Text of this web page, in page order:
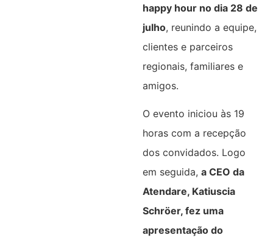
happy hour no dia 28 de
julho, reunindo a equipe,
clientes e parceiros
regionais, familiares e
amigos.
O evento iniciou às 19
horas com a recepção
dos convidados. Logo
em seguida, a CEO da
Atendare, Katiuscia
Schröer, fez uma
apresentação do